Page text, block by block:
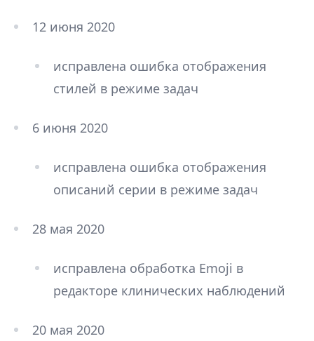
12 июня 2020
исправлена ошибка отображения
стилей в режиме задач
6 июня 2020
исправлена ошибка отображения
описаний серии в режиме задач
28 мая 2020
исправлена обработка Emoji в
редакторе клинических наблюдений
20 мая 2020